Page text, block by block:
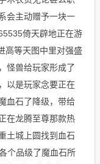
会主动赠予一块一
倚天辟地正在游
高等天图中里对强盛
怪兽给玩家形成了
以是玩家念要正在
血石了降级，带给
在龙腾至尊那款热
土城上圆找到血石
个品级了魔血石所